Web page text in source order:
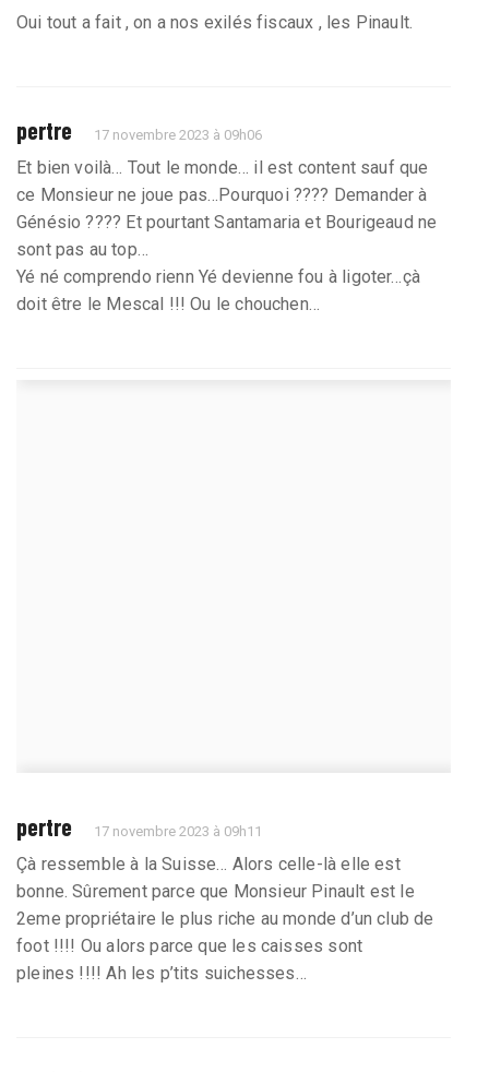
Oui tout a fait , on a nos exilés fiscaux , les Pinault.
pertre 17 novembre 2023 à 09h06
Et bien voilà… Tout le monde… il est content sauf que
ce Monsieur ne joue pas…Pourquoi ???? Demander à
Génésio ???? Et pourtant Santamaria et Bourigeaud ne
sont pas au top…
Yé né comprendo rienn Yé devienne fou à ligoter…çà
doit être le Mescal !!! Ou le chouchen…
pertre 17 novembre 2023 à 09h11
Çà ressemble à la Suisse… Alors celle-là elle est
bonne. Sûrement parce que Monsieur Pinault est le
2eme propriétaire le plus riche au monde d’un club de
foot !!!! Ou alors parce que les caisses sont
pleines !!!! Ah les p’tits suichesses…